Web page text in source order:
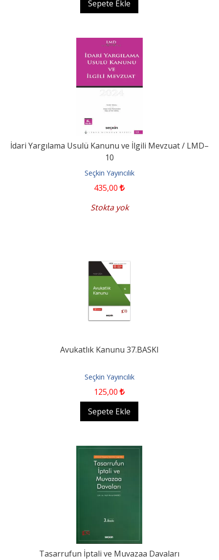
Sepete Ekle
İdari Yargılama Usulü Kanunu ve İlgili Mevzuat / LMD–
10
Seçkin Yayıncılık
435,00
Stokta yok
Avukatlık Kanunu 37.BASKI
Seçkin Yayıncılık
125,00
Sepete Ekle
Tasarrufun İptali ve Muvazaa Davaları